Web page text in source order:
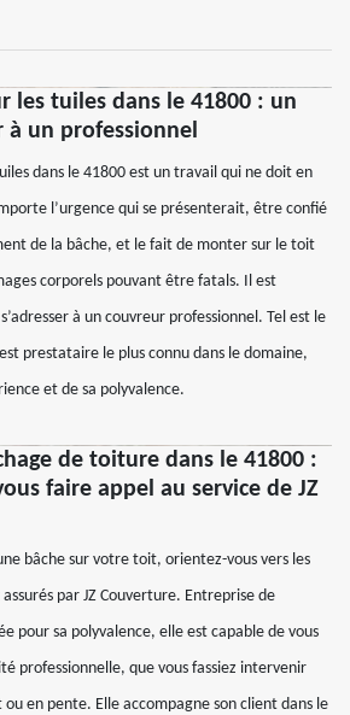
les tuiles dans le 41800 : un
à un professionnel
dans le 41800 est un travail qui ne doit en
l’urgence qui se présenterait, être confié
de la bâche, et le fait de monter sur le toit
corporels pouvant être fatals. Il est
à un couvreur professionnel. Tel est le
prestataire le plus connu dans le domaine,
et de sa polyvalence.
de toiture dans le 41800 :
faire appel au service de JZ
bâche sur votre toit, orientez-vous vers les
par JZ Couverture. Entreprise de
pour sa polyvalence, elle est capable de vous
professionnelle, que vous fassiez intervenir
en pente. Elle accompagne son client dans le